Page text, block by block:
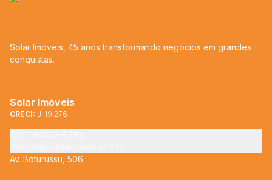
Solar Imóveis, 45 anos transformando negócios em grandes
conquistas.
Solar Imóveis
CRECI: J-19.276
Av. Boturussu, 506